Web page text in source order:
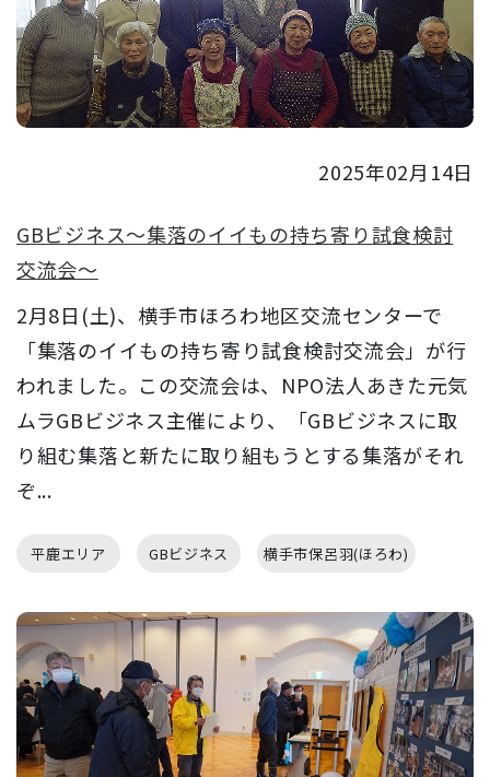
2025年02月14日
GBビジネス～集落のイイもの持ち寄り試食検討
交流会～
2月8日(土)、横手市ほろわ地区交流センターで
「集落のイイもの持ち寄り試食検討交流会」が行
われました。この交流会は、NPO法人あきた元気
ムラGBビジネス主催により、「GBビジネスに取
り組む集落と新たに取り組もうとする集落がそれ
ぞ...
平鹿エリア GBビジネス 横手市保呂羽(ほろわ)